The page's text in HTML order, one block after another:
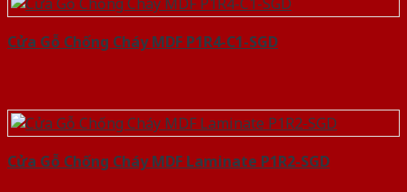
Cửa Gỗ Chống Cháy MDF P1R4-C1-SGD
Cửa Gỗ Chống Cháy MDF Laminate P1R2-SGD